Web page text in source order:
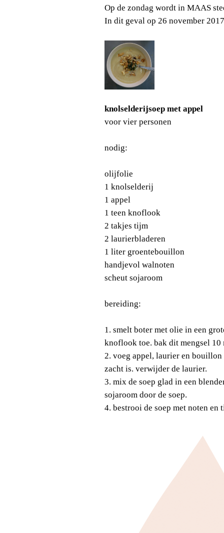
Op de zondag wordt in MAAS
In dit geval op 26 november 2017
knolselderijsoep met appel
voor vier personen
nodig:
olijfolie
1 knolselderij
1 appel
1 teen knoflook
2 takjes tijm
2 laurierbladeren
1 liter groentebouillon
handjevol walnoten
scheut sojaroom
bereiding:
1. smelt boter met olie in een
knoflook toe. bak dit mengsel 10
2. voeg appel, laurier en
zacht is. verwijder de laurier.
3. mix de soep glad in een
sojaroom door de soep.
4. bestrooi de soep met noten en